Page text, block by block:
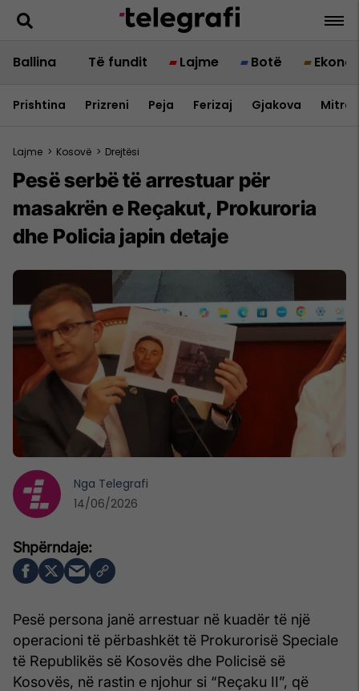
Ballina Të fundit Lajme Botë
Prishtina Prizreni Peja Ferizaj Gjakova
Lajme > Kosovë > Drejtësi
Pesë serbë të arrestuar për
masakrën e Reçakut, Prokuroria
dhe Policia japin detaje
Pesë persona janë arrestuar në kuadër të një
operacioni të përbashkët të Prokurorisë Speciale
të Republikës së Kosovës dhe Policisë së
Kosovës, në rastin e njohur si “Reçaku II”, që
Nga Telegrafi
14/06/2026